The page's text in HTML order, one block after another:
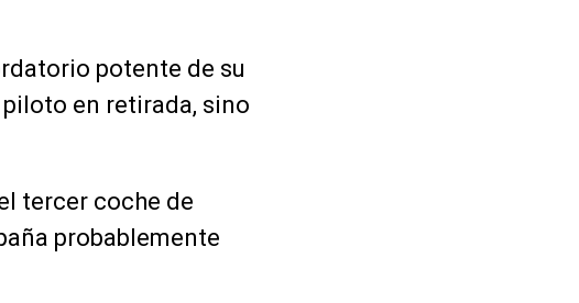
potente de su
en retirada, sino
tercer coche de
probablemente